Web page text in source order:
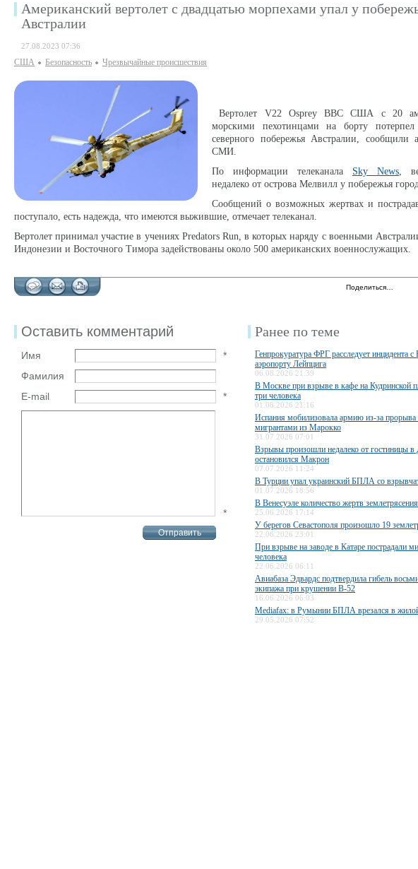
Американский вертолет с двадцатью морпехами упал у
Австралии
27.08.2023 07:36
США Безопаcность Чрезвычайные происшествия
Вертолет V22 Osprey ВВС США с 20
морскими пехотинцами на борту
северного побережья Австралии, сообщили
СМИ.
По информации телеканала Sky News,
недалеко от острова Мелвилл у побережья
Сообщений о возможных жертвах и
поступало, есть надежда, что имеются выжившие, отмечает телеканал.
Вертолет принимал участие в учениях Predators Run, в которых наряду с военными
Индонезии и Восточного Тимора задействованы около 500 американских военнослужащих.
Поделиться…
Оставить комментарий
Имя
*
Фамилия
E-mail
*
*
Ранее по теме
Генпрокуратура ФРГ расследует инцидента
аэропорту Лейпцига
06.08.2026 21:39
В Москве при взрыве в кафе на Кудринской
три человека
01.08.2026 21:16
Испания мобилизовала армию из-за прорыва
мигрантами из Марокко
31.07.2026 07:01
Взрывы произошли недалеко от гостиницы в
остановился Макрон
07.07.2026 11:24
В Турции упал украинский БПЛА со
01.07.2026 18:56
В Венесуэле количество жертв
25.06.2026 17:14
У берегов Севастополя произошло 19
22.06.2026 23:01
При взрыве на заводе в Катаре пострадали
человека
22.06.2026 06:11
Авиабаза Эдвардс подтвердила гибель
экипажа при крушении B-52
16.06.2026 06:03
Mediafax: в Румынии БПЛА врезался в
29.05.2026 07:52